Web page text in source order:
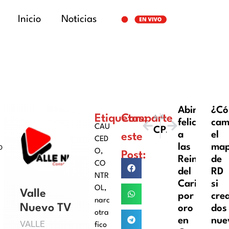
Inicio Noticias
Valle
Nuevo TV
VALLE
Etiquetas:
CAU
CED
O,
CO
NTR
OL,
narc
otra
fico
Comparte
este
Post:
ANTERIOR
Conor McGregor asegura que vio su propia muerte en tratamiento alucinógeno y ahora es cristiano
SIGUIENTE
Paliza advierte sobre posibilidad de que surjan más casos de narcotráfico y crimen organizado
Abinader
felicita
a
las
Reinas
del
Caribe
por
oro
en
el
de
RD
si
dos